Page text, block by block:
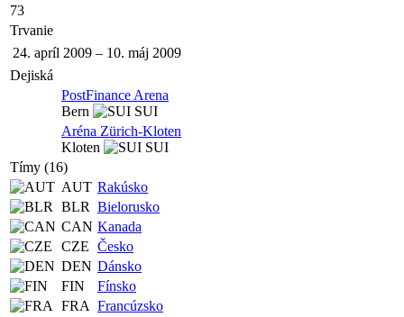
73
Trvanie
24. apríl 2009 – 10. máj 2009
Dejiská
PostFinance Arena
Bern
SUI
Aréna Zürich-Kloten
Kloten
SUI
Tímy (16)
AUT Rakúsko
BLR Bielorusko
CAN Kanada
CZE Česko
DEN Dánsko
FIN
Fínsko
FRA Francúzsko